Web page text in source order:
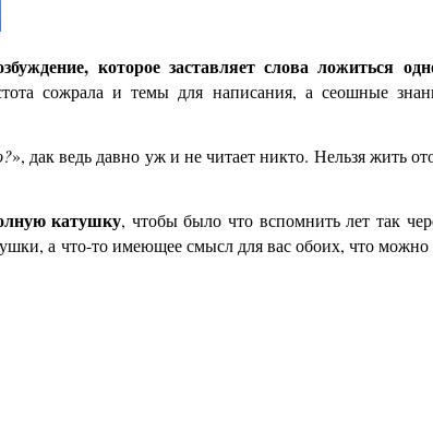
которое заставляет слова ложиться
сожрала и темы для написания, а сеошные
», дак ведь давно уж и не читает никто. Нельзя жить
катушку, чтобы было что вспомнить лет так
а что-то имеющее смысл для вас обоих, что можно